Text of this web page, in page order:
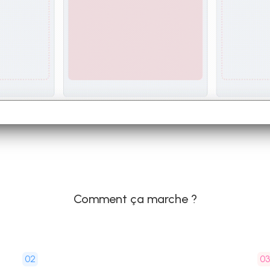
Comment ça marche ?
02 03